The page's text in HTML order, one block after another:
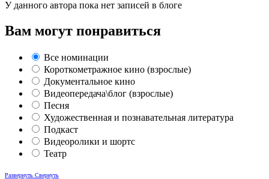
У данного автора пока нет записей в блоге
Вам могут понравиться
Все номинации
Короткометражное кино (взрослые)
Документальное кино
Видеопередача\блог (взрослые)
Песня
Художественная и познавательная литература
Подкаст
Видеоролики и шортс
Театр
Развернуть Свернуть